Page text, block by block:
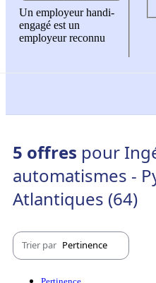
Un employeur handi-
engagé est un
employeur reconnu
5 offres pour
automatismes -
Atlantiques (64)
Trier par Pertinence